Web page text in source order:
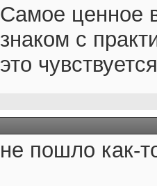
Самое ценное
знаком с
это
не пошло как-